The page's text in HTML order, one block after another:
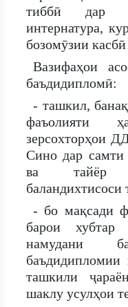
тиббӣ дар
интернатура,
бозомӯзии
Вазифаҳои
баъдидипломӣ:
- ташкил,
фаъолияти
зерсохторҳои
Сино дар самти
ва тайёр
баландихтисоси
- бо мақсади
барои
намудани
баъдидипломии
ташкили
шаклу усулҳои